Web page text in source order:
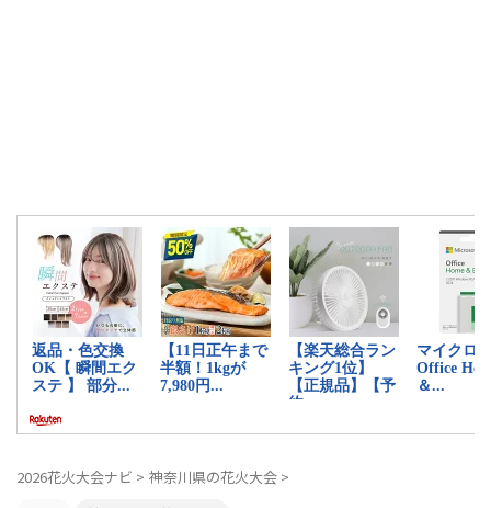
2026花火大会ナビ > 神奈川県の花火大会 >